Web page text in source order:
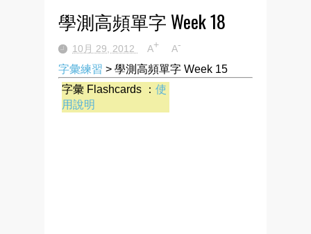
學測高頻單字 Week 18
10月 29, 2012 A+ A-
字彙練習 > 學測高頻單字 Week 15
字彙 Flashcards ： 使
用說明